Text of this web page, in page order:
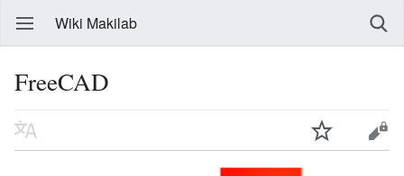
Wiki Makilab
FreeCAD